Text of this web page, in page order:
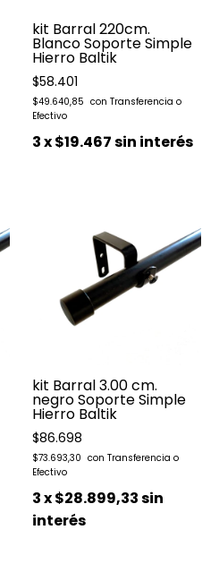
kit Barral 220cm.
Blanco Soporte Simple
Hierro Baltik
$58.401
$49.640,85
3x$19.467sin interés
kit Barral 3.00 cm.
negro Soporte Simple
Hierro Baltik
$86.698
$73.693,30
3x$28.899,33sin
interés